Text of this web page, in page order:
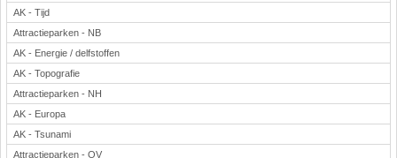
AK - Tijd
Attractieparken - NB
AK - Energie / delfstoffen
AK - Topografie
Attractieparken - NH
AK - Europa
AK - Tsunami
Attractieparken - OV